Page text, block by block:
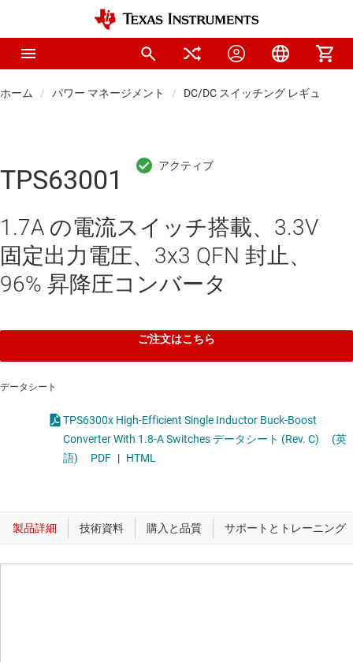
ホーム パワー マネージメント DC/DC スイッチング レギュレータ
TPS63001
1.7A の電流スイッチ搭載、3.3V
固定出力電圧、3x3 QFN 封止、
96% 昇降圧コンバータ
ご注文はこちら
データシート
TPS6300x High-Efficient Single Inductor Buck-Boost
Converter With 1.8-A Switches データシート (Rev. C)
(英
語)
PDF | HTML